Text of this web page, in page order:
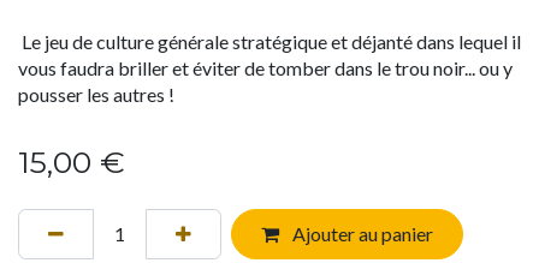
Le jeu de culture générale stratégique et déjanté dans lequel il
vous faudra briller et éviter de tomber dans le trou noir... ou y
pousser les autres !
15,00 €
Ajouter au panier